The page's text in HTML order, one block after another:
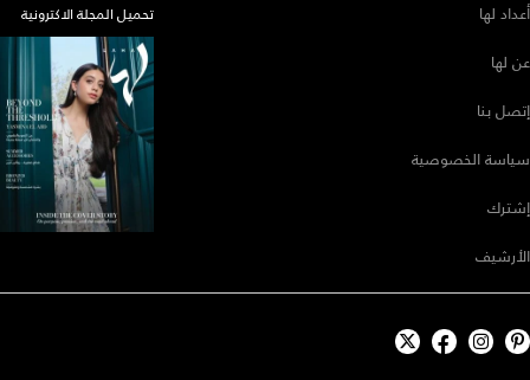
أعداد لها
عن لها
إتصل بنا
سياسة الخصوصية
إشترك
الأرشيف
تحميل المجلة الاكترونية